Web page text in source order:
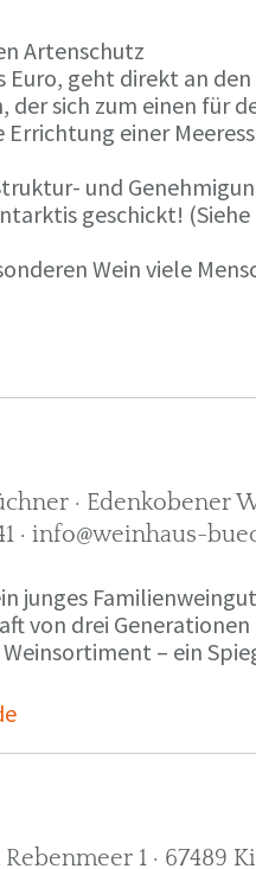
Artenschutz
Euro, geht direkt an
sich zum einen für
einer
und
geschickt! (Siehe
Wein viele
· Edenkobener
· info@weinhaus-
junges
von drei
– ein
1 · 67489